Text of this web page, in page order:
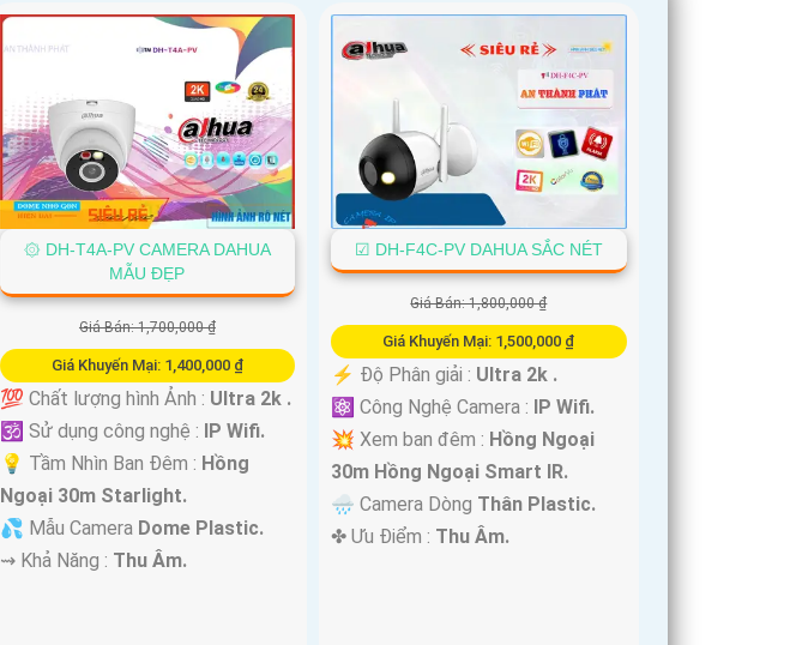
۞ DH-T4A-PV CAMERA DAHUA
MẪU ĐẸP
Giá Bán: 1,700,000 ₫
Giá Khuyến Mại: 1,400,000 ₫
💯 Chất lượng hình Ảnh : Ultra 2k .
🕉️ Sử dụng công nghệ : IP Wifi.
💡 Tầm Nhìn Ban Đêm : Hồng
Ngoại 30m Starlight.
💦 Mẫu Camera Dome Plastic.
️⇝ Khả Năng : Thu Âm.
☑ DH-F4C-PV DAHUA SẮC NÉT
Giá Bán: 1,800,000 ₫
Giá Khuyến Mại: 1,500,000 ₫
️⚡ Độ Phân giải : Ultra 2k .
⚛️ Công Nghệ Camera : IP Wifi.
💥 Xem ban đêm : Hồng Ngoại
30m Hồng Ngoại Smart IR.
🌧️ Camera Dòng Thân Plastic.
️✤ Ưu Điểm : Thu Âm.